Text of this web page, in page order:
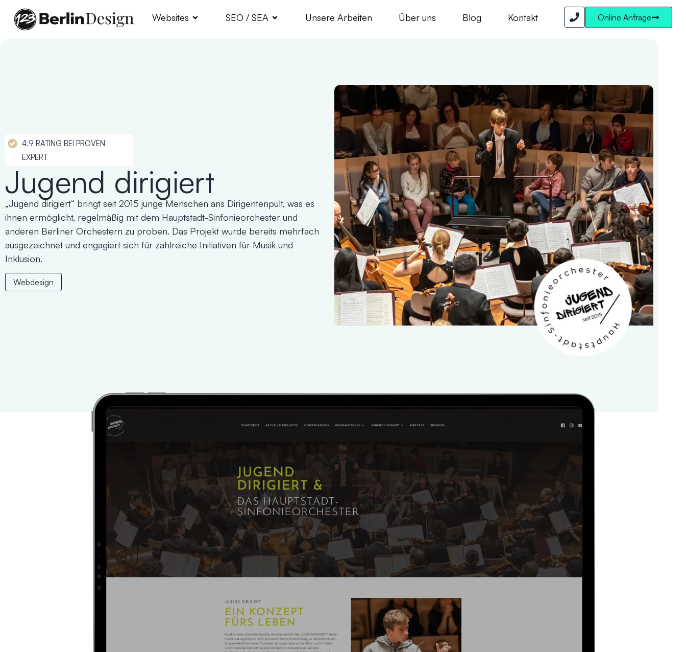
Websites SEO / SEA Unsere Arbeiten Über uns Blog Kontakt Online Anfrage
4.9 RATING BEI PROVEN
EXPERT
Jugend dirigiert
„Jugend dirigiert“ bringt seit 2015 junge Menschen ans Dirigentenpult, was es
ihnen ermöglicht, regelmäßig mit dem Hauptstadt-Sinfonieorchester und
anderen Berliner Orchestern zu proben. Das Projekt wurde bereits mehrfach
ausgezeichnet und engagiert sich für zahlreiche Initiativen für Musik und
Inklusion.
Webdesign